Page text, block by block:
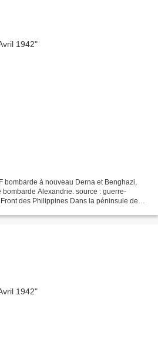
bombarde à nouveau Derna et Benghazi,
Alexandrie. source : guerre-
des Philippines Dans la péninsule de